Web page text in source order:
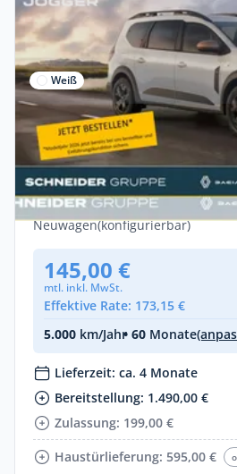
Weiß
Gewerbe & Privat
Dacia Jogger Essential ECO-
2026) 🔸🔸🔸 Schneider-
Benzin •Manuell •120 PS (88 kW)
Neuwagen(konfigurierbar)
145,00 €
mtl. inkl. MwSt.
Effektive Rate: 173,15 €
5.000 km/Jahr• 60 Monate
Lieferzeit: ca. 4 Monate
Bereitstellung: 1.490,00 €
Zulassung: 199,00 €
Haustürlieferung: 595,00 €